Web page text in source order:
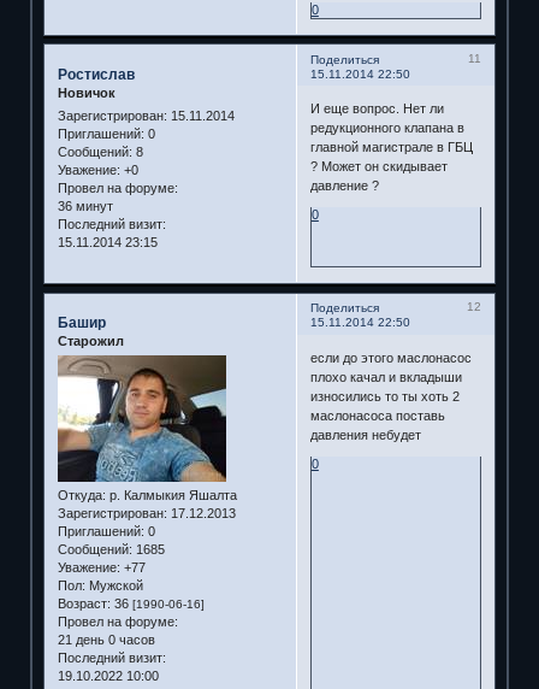
0
Поделиться
11
15.11.2014 22:50
Ростислав
Новичок
Зарегистрирован: 15.11.2014
Приглашений: 0
Сообщений: 8
Уважение: +0
Провел на форуме:
36 минут
Последний визит:
15.11.2014 23:15
И еще вопрос. Нет ли
редукционного клапана в
главной магистрале в ГБЦ
? Может он скидывает
давление ?
0
Поделиться
12
15.11.2014 22:50
Башир
Старожил
Откуда: р. Калмыкия Яшалта
Зарегистрирован: 17.12.2013
Приглашений: 0
Сообщений: 1685
Уважение: +77
Пол: Мужской
Возраст: 36 [1990-06-16]
Провел на форуме:
21 день 0 часов
Последний визит:
19.10.2022 10:00
если до этого маслонасос
плохо качал и вкладыши
износились то ты хоть 2
маслонасоса поставь
давления небудет
0